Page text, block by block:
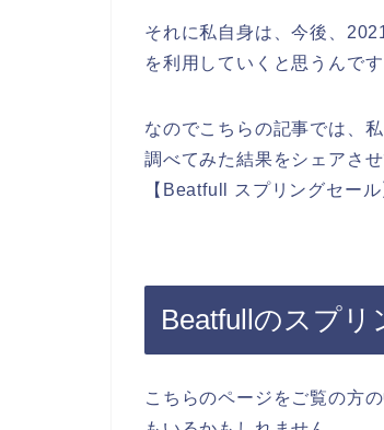
それに私自身は、今後、
を利用していくと思うんで
なのでこちらの記事では、
調べてみた結果をシェアさ
【Beatfull スプリングセー
Beatfullのスプリ
こちらのページをご覧の方